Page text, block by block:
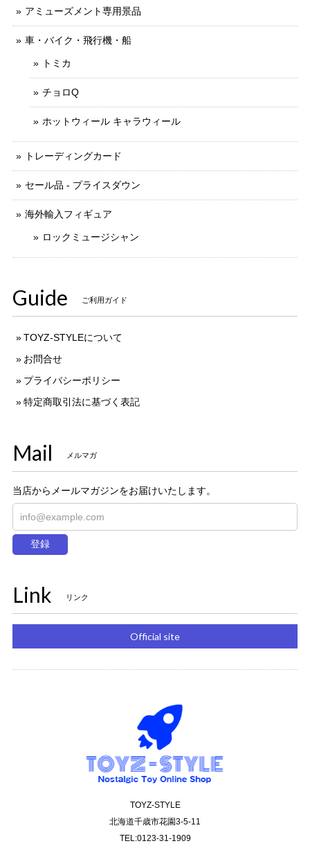
アミューズメント専用景品
車・バイク・飛行機・船
トミカ
チョロQ
ホットウィール キャラウィール
トレーディングカード
セール品 - プライスダウン
海外輸入フィギュア
ロックミュージシャン
Guide ご利用ガイド
TOYZ-STYLEについて
お問合せ
プライバシーポリシー
特定商取引法に基づく表記
Mail メルマガ
当店からメールマガジンをお届けいたします。
登録
Link リンク
Official site
TOYZ-STYLE
北海道千歳市花園3-5-11
TEL:0123-31-1909